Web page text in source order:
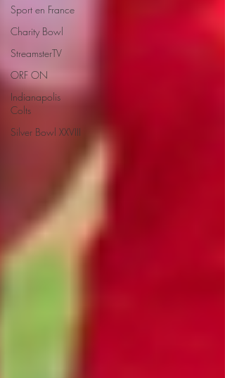
Sport en France
Charity Bowl
StreamsterTV
ORF ON
Indianapolis
Colts
Silver Bowl XXVIII